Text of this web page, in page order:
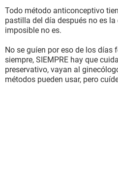
Todo método anticonceptivo
pastilla del día después no es la
imposible no es.
No se guíen por eso de los días
siempre, SIEMPRE hay que
preservativo, vayan al
métodos pueden usar, pero